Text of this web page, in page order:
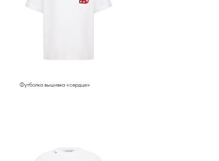
Футболка вышивка «сердце»